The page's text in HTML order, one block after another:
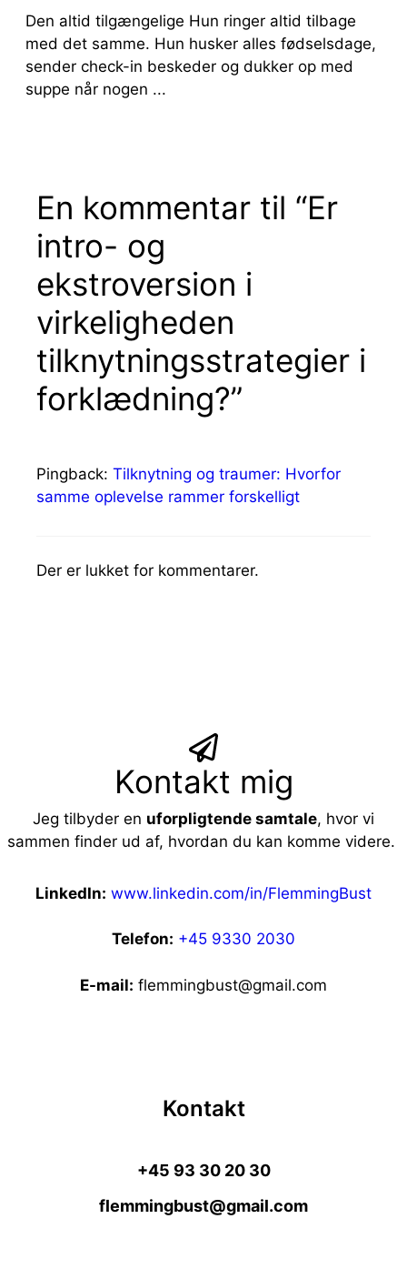
Den altid tilgængelige Hun ringer altid tilbage
med det samme. Hun husker alles fødselsdage,
sender check-in beskeder og dukker op med
suppe når nogen ...
En kommentar til “Er
intro- og
ekstroversion i
virkeligheden
tilknytningsstrategier i
forklædning?”
Pingback: Tilknytning og traumer: Hvorfor
samme oplevelse rammer forskelligt
Der er lukket for kommentarer.
Kontakt mig
Jeg tilbyder en uforpligtende samtale, hvor vi
sammen finder ud af, hvordan du kan komme videre.
LinkedIn: www.linkedin.com/in/FlemmingBust
Telefon: +45 9330 2030
E-mail: flemmingbust@gmail.com
Kontakt
+45 93 30 20 30
flemmingbust@gmail.com